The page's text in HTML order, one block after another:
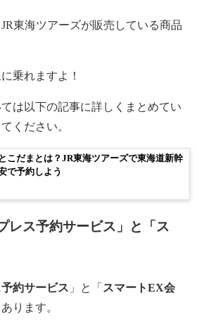
東海ツアーズが販売している商品
乗れますよ！
は以下の記事に詳しくまとめてい
ください。
こだまとは？JR東海ツアーズで東海道新幹
で予約しよう
レス予約サービス」と「ス
約サービス 」と「 スマートEX会
ります。